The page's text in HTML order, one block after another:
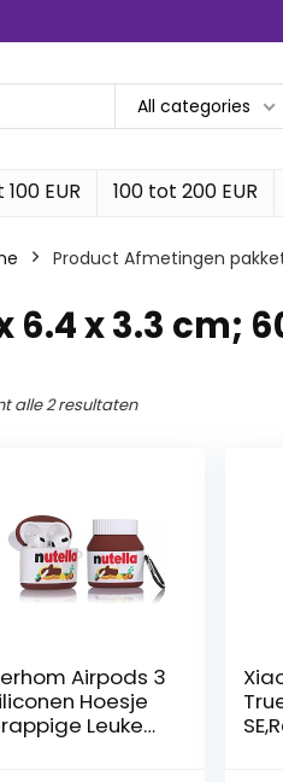
All categories
EUR 100 tot 200 EUR
Product Afmetingen
6.4 x 3.3 cm;
alle 2 resultaten
Airpods 3
Hoesje
Leuke